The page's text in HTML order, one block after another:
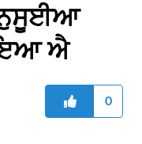
ਐ
0